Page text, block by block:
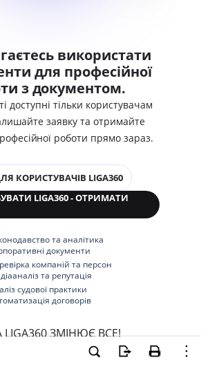
використати
для професійної
з документом.
доступні тільки користувачам
заявку та отримайте
роботи прямо зараз.
КОРИСТУВАЧІВ LIGA360
LIGA360 - ОТРИМАТИ
та аналітика
документи
компаній та персон
та репутація
судової практики
договорів
ЗМІНЮЄ ВСЕ!